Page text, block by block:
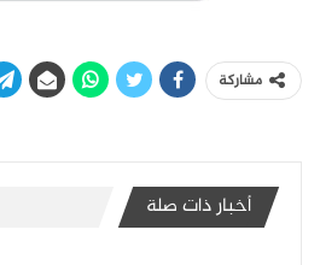
مشاركة
أخبار ذات صلة